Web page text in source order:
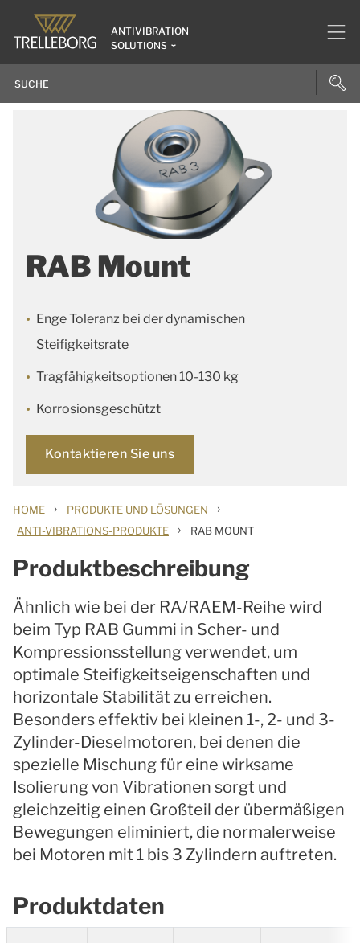
ANTIVIBRATION
SOLUTIONS
RAB Mount
Enge Toleranz bei der dynamischen
Steifigkeitsrate
Tragfähigkeitsoptionen 10-130 kg
Korrosionsgeschützt
Kontaktieren Sie uns
HOME › PRODUKTE UND LÖSUNGEN ›
ANTI-VIBRATIONS-PRODUKTE › RAB MOUNT
Produktbeschreibung
Ähnlich wie bei der RA/RAEM-Reihe wird
beim Typ RAB Gummi in Scher- und
Kompressionsstellung verwendet, um
optimale Steifigkeitseigenschaften und
horizontale Stabilität zu erreichen.
Besonders effektiv bei kleinen 1-, 2- und 3-
Zylinder-Dieselmotoren, bei denen die
spezielle Mischung für eine wirksame
Isolierung von Vibrationen sorgt und
gleichzeitig einen Großteil der übermäßigen
Bewegungen eliminiert, die normalerweise
bei Motoren mit 1 bis 3 Zylindern auftreten.
Produktdaten